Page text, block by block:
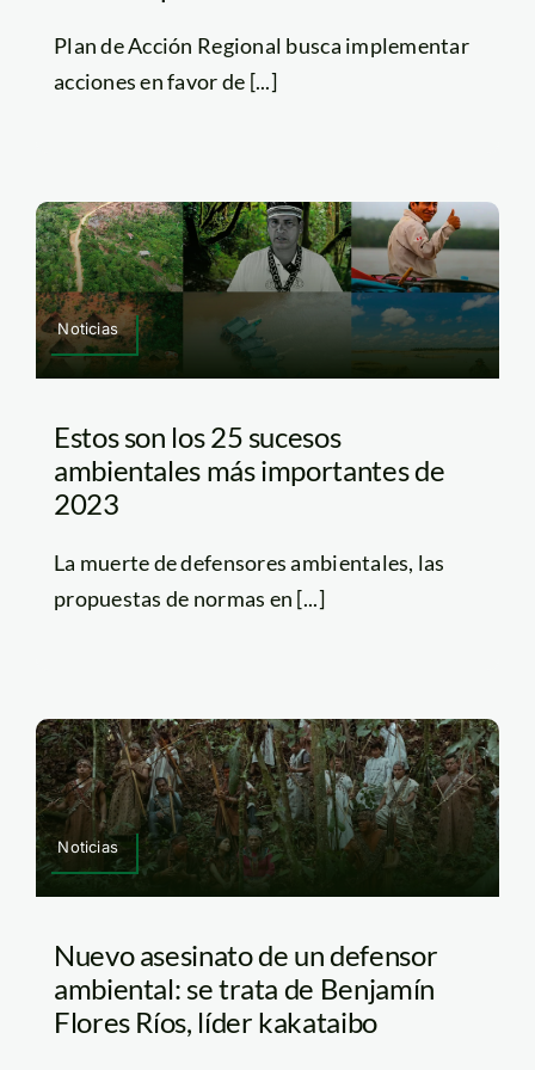
Plan de Acción Regional busca implementar
acciones en favor de [...]
Noticias
Estos son los 25 sucesos
ambientales más importantes de
2023
La muerte de defensores ambientales, las
propuestas de normas en [...]
Noticias
Nuevo asesinato de un defensor
ambiental: se trata de Benjamín
Flores Ríos, líder kakataibo